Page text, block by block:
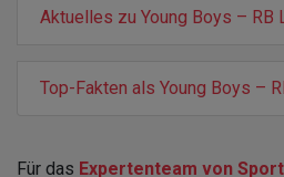
Aktuelles zu Young Boys – RB
Top-Fakten als Young Boys –
Für das Expertenteam von